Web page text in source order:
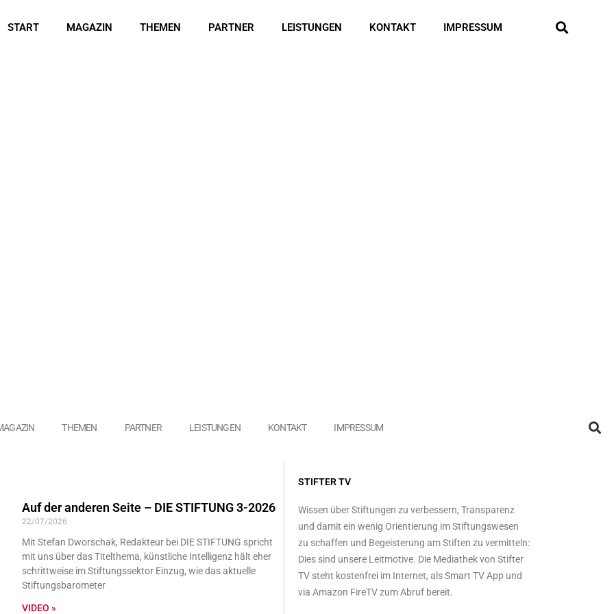
START MAGAZIN THEMEN PARTNER LEISTUNGEN KONTAKT IMPRESSUM
THEMEN PARTNER LEISTUNGEN KONTAKT IMPRESSUM
Auf der anderen Seite – DIE STIFTUNG 3-2026
22/07/2026
Mit Stefan Dworschak, Redakteur bei DIE STIFTUNG spricht
mit uns über das Titelthema, künstliche Intelligenz hält eher
schrittweise im Stiftungssektor Einzug, wie das aktuelle
Stiftungsbarometer
VIDEO »
SeiteSeite Seite
STIFTER TV
Wissen über Stiftungen zu verbessern, Transparenz
und damit ein wenig Orientierung im Stiftungswesen
zu schaffen und Begeisterung am Stiften zu vermitteln:
Dies sind unsere Leitmotive. Die Mediathek von Stifter
TV steht kostenfrei im Internet, als Smart TV App und
via Amazon FireTV zum Abruf bereit.